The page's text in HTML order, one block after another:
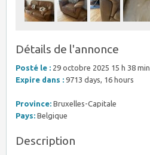
Détails de l'annonce
Posté le : 29 octobre 2025 15 h 38 min
Expire dans : 9713 days, 16 hours
Province: Bruxelles-Capitale
Pays: Belgique
Description